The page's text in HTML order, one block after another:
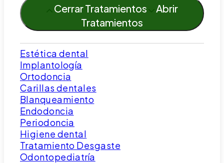
Cerrar Tratamientos
Abrir
Tratamientos
Estética dental
Implantología
Ortodoncia
Carillas dentales
Blanqueamiento
Endodoncia
Periodoncia
Higiene dental
Tratamiento Desgaste
Odontopediatría